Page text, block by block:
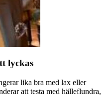
lyckas
lika bra med lax eller
att testa med hälleflundra,